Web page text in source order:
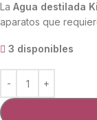
La Agua destilada
aparatos que
3 disponibles